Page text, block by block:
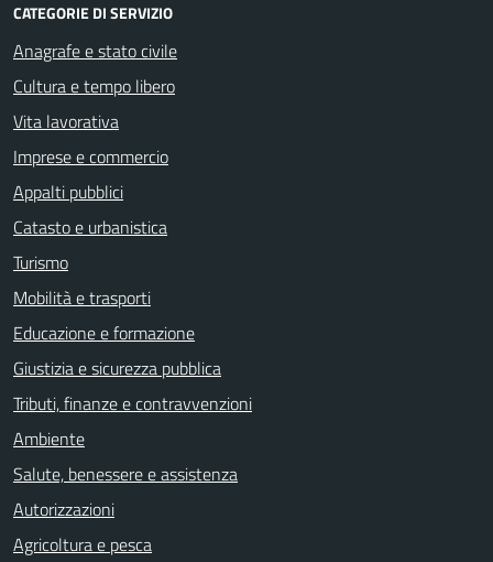
CATEGORIE DI SERVIZIO
Anagrafe e stato civile
Cultura e tempo libero
Vita lavorativa
Imprese e commercio
Appalti pubblici
Catasto e urbanistica
Turismo
Mobilità e trasporti
Educazione e formazione
Giustizia e sicurezza pubblica
Tributi, finanze e contravvenzioni
Ambiente
Salute, benessere e assistenza
Autorizzazioni
Agricoltura e pesca